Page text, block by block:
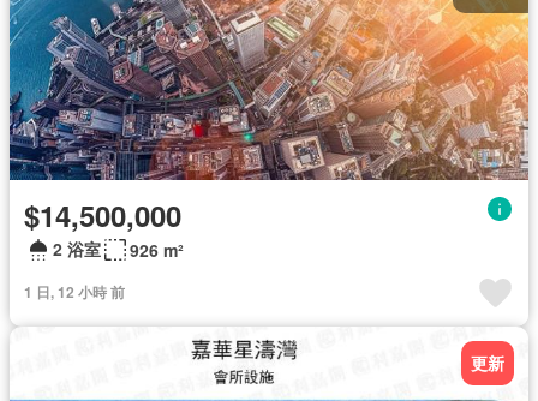
$14,500,000
2 浴室 926 m²
1 日, 12 小時 前
更新